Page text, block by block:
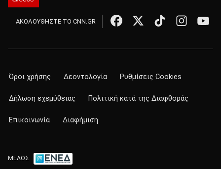
ΑΚΟΛΟΥΘΗΣΤΕ ΤΟ CNN.GR
Όροι χρήσης Δεοντολογία Ρυθμίσεις Cookies
Δήλωση εχεμύθειας Πολιτική κατά της Διαφθοράς
Επικοινωνία Διαφήμιση
ΜΕΛΟΣ